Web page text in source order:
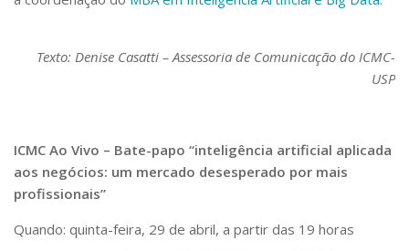
Texto: Denise Casatti – Assessoria de Comunicação do ICMC-
USP
ICMC Ao Vivo – Bate-papo “inteligência artificial aplicada
aos negócios: um mercado desesperado por mais
profissionais”
Quando: quinta-feira, 29 de abril, a partir das 19 horas